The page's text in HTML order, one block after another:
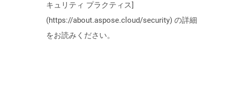
キュリティ プラクティス]
(https://about.aspose.cloud/security) の詳細
をお読みください。